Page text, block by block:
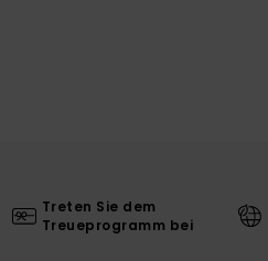
Treten Sie dem
Treueprogramm bei